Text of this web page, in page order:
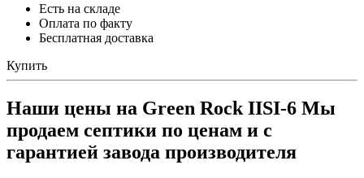
Есть на складе
Оплата по факту
Бесплатная доставка
Купить
Наши цены на Green Rock IISI-6 Мы
продаем септики по ценам и с
гарантией завода производителя